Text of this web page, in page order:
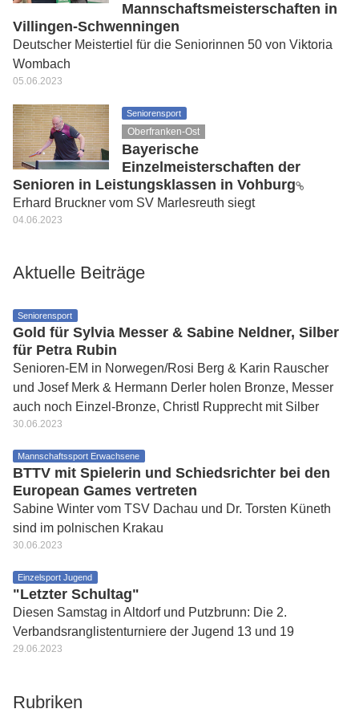
Mannschaftsmeisterschaften in
Villingen-Schwenningen
Deutscher Meistertiel für die Seniorinnen 50 von Viktoria
Wombach
05.06.2023
Seniorensport
Oberfranken-Ost
Bayerische
Einzelmeisterschaften der
Senioren in Leistungsklassen in Vohburg
Erhard Bruckner vom SV Marlesreuth siegt
04.06.2023
Aktuelle Beiträge
Seniorensport
Gold für Sylvia Messer & Sabine Neldner, Silber
für Petra Rubin
Senioren-EM in Norwegen/Rosi Berg & Karin Rauscher
und Josef Merk & Hermann Derler holen Bronze, Messer
auch noch Einzel-Bronze, Christl Rupprecht mit Silber
30.06.2023
Mannschaftssport Erwachsene
BTTV mit Spielerin und Schiedsrichter bei den
European Games vertreten
Sabine Winter vom TSV Dachau und Dr. Torsten Küneth
sind im polnischen Krakau
30.06.2023
Einzelsport Jugend
"Letzter Schultag"
Diesen Samstag in Altdorf und Putzbrunn: Die 2.
Verbandsranglistenturniere der Jugend 13 und 19
29.06.2023
Rubriken